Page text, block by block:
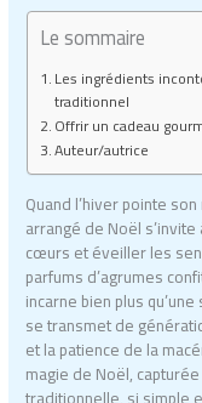
Le sommaire
Les ingrédients
traditionnel
Offrir un cadeau
Auteur/autrice
Quand l’hiver pointe
arrangé de Noël
cœurs et éveiller les
parfums d’agrumes
incarne bien plus
se transmet de
et la patience de la
magie de Noël,